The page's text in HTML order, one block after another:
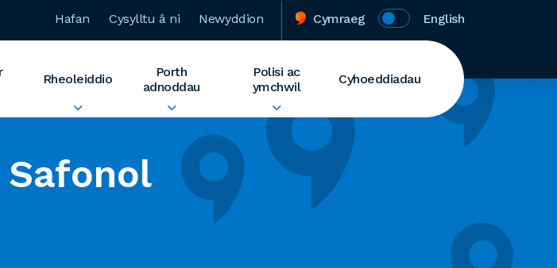
Hafan Cysylltu â ni Newyddion Cymraeg English
Rheoleiddio
Porth
adnoddau
Polisi ac
ymchwil
Cyhoeddiadau